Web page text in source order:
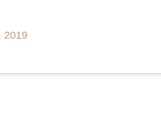
2019